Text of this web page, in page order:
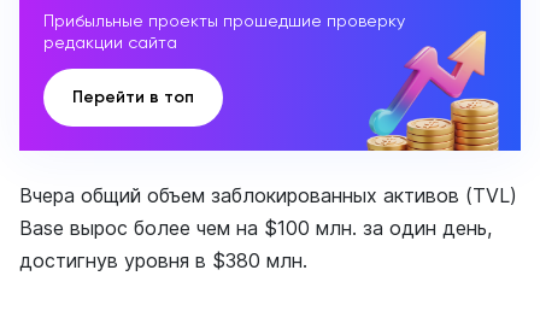
Прибыльные проекты прошедшие проверку
редакции сайта
Перейти в топ
Вчера общий объем заблокированных активов (TVL)
Base вырос более чем на $100 млн. за один день,
достигнув уровня в $380 млн.